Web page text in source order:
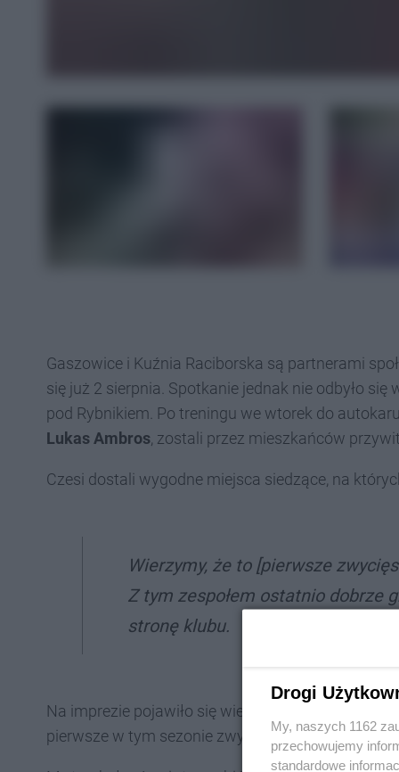
Gaszowice i Kuźnia Raciborska są partnerami
się już 2 sierpnia. Spotkanie jednak nie odbyło
pod Rybnikiem. Po treningu we wtorek do
Lukas Ambros , zostali przez mieszkańców
Czesi dostali wygodne miejsca siedzące, na
Wierzymy, że to [pierwsze
Z tym zespołem ostatnio dobrze
stronę klubu.
Na imprezie pojawiło się wiele osób, co ważne -
pierwsze w tym sezonie zwycięstwo klubu.
Drogi
My, naszych 1162
przechowujemy
standardowe